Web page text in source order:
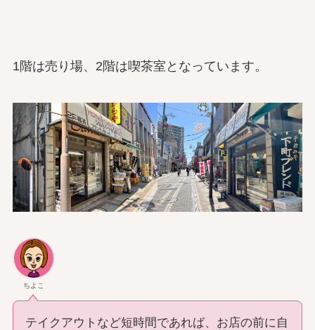
1階は売り場、2階は喫茶室となっています。
ちよこ
テイクアウトなど短時間であれば、お店の前に自